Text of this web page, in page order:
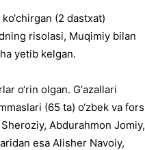
(2 dastxat)
risolasi, Muqimiy bilan
yetib kelgan.
o‘rin olgan. G‘azallari
(65 ta) o‘zbek va fors
Abdurahmon Jomiy,
esa Alisher Navoiy,